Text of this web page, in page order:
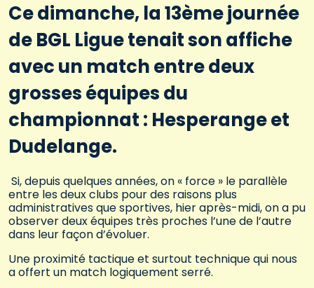
Ce dimanche, la 13ème journée
de BGL Ligue tenait son affiche
avec un match entre deux
grosses équipes du
championnat : Hesperange et
Dudelange.
Si, depuis quelques années, on « force » le parallèle
entre les deux clubs pour des raisons plus
administratives que sportives, hier après-midi, on a pu
observer deux équipes très proches l’une de l’autre
dans leur façon d’évoluer.
Une proximité tactique et surtout technique qui nous
a offert un match logiquement serré.